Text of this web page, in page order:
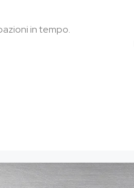
in tempo.